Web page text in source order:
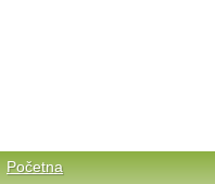
Početna